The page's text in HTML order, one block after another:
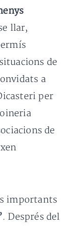
llar,
de
a
per
de
importants
. Després del